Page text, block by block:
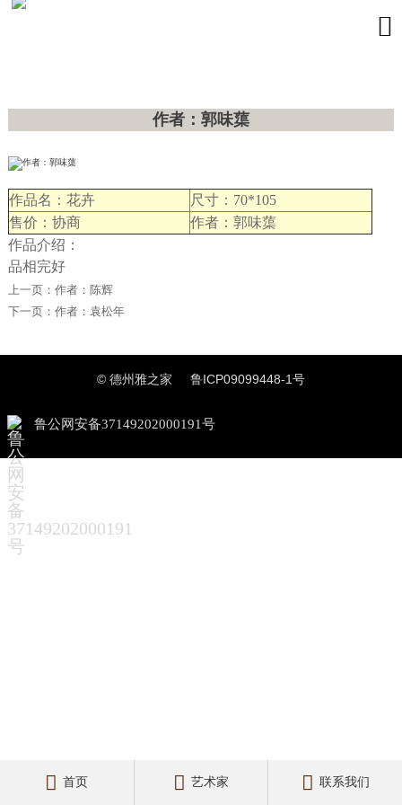

作者：郭味蕖
作品名：花卉
尺寸：70*105
售价：协商
作者：郭味蕖
作品介绍：
品相完好
上一页： 作者：陈辉
下一页： 作者：袁松年
© 德州雅之家 鲁ICP09099448-1号
鲁公网安备37149202000191号
 首页  艺术家  联系我们